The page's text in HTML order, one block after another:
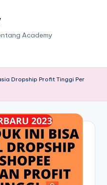
Academy
Dropship Profit Tinggi Per